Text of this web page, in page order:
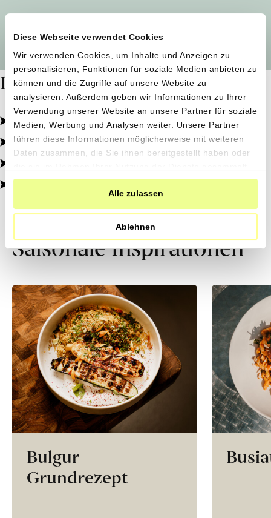
Diese Webseite verwendet Cookies
Wir verwenden Cookies, um Inhalte und Anzeigen zu
personalisieren, Funktionen für soziale Medien anbieten zu
können und die Zugriffe auf unsere Website zu
analysieren. Außerdem geben wir Informationen zu Ihrer
Verwendung unserer Website an unsere Partner für soziale
Medien, Werbung und Analysen weiter. Unsere Partner
führen diese Informationen möglicherweise mit weiteren
Daten zusammen, die Sie ihnen bereitgestellt haben oder
haben.
Alle zulassen
Ablehnen
Dafür stehen wir
Pestizidfrei angebaut, schonend verarbeitet.
Natürliche Zutaten, echter Geschmack.
Von kleinen Höfen, direkt zu dir.
100% transparent, 0% Zusatzstoffe.
Saisonale Inspirationen
Bulgur
Grundrezept